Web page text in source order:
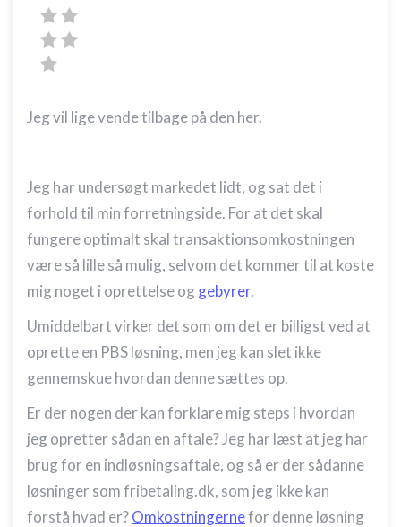
Jeg vil lige vende tilbage på den her.
Jeg har undersøgt markedet lidt, og sat det i
forhold til min forretningside. For at det skal
fungere optimalt skal transaktionsomkostningen
være så lille så mulig, selvom det kommer til at koste
mig noget i oprettelse og gebyrer.
Umiddelbart virker det som om det er billigst ved at
oprette en PBS løsning, men jeg kan slet ikke
gennemskue hvordan denne sættes op.
Er der nogen der kan forklare mig steps i hvordan
jeg opretter sådan en aftale? Jeg har læst at jeg har
brug for en indløsningsaftale, og så er der sådanne
løsninger som fribetaling.dk, som jeg ikke kan
forstå hvad er?Omkostningernefor denne løsning
Annoncering / marketing